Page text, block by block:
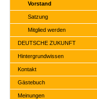
Vorstand
Satzung
Mitglied werden
DEUTSCHE ZUKUNFT
Hintergrundwissen
Kontakt
Gästebuch
Meinungen